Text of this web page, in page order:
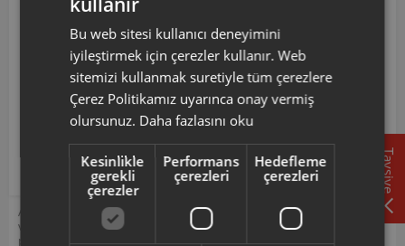
Aşağıdaki Modellerle Uyumludur
AR5063 ARZUM VOLUME PRO HAVA ÜFLEMELİ SAÇ
ŞEKİLLENDİRİCİ
AR506312 ürün kodlu bu tarak; AR5063 model kodlarına
sahip Volume Pro Hava Üflemeli̇ Saç Şeki̇llendi̇ri̇ci̇ uyumlu
cihazlar ile uyumlu olup, saç şekillendirme ve düzeltme
işlevini gerçekleştirmek işlevini destekler.
Arzum orijinal aksesuar ve sarf malzemeleri, ürününüzü uzun ömürlü
ve güvenle kullanmanız için tasarlanmıştır. Seçmiş olduğunuz yedek
parçanın, ürününüz için uyumlu olup olmadığını,ürün kodunuz
Tavsiye
Bu web sitesi kullanıcı deneyimini
iyileştirmek için çerezler kullanır. Web
sitemizi kullanmak suretiyle tüm çerezlere
Çerez Politikamız uyarınca onay vermiş
olursunuz. Daha fazlasını oku
Kesinlikle
gerekli
çerezler
Performans
çerezleri
Hedefleme
çerezleri